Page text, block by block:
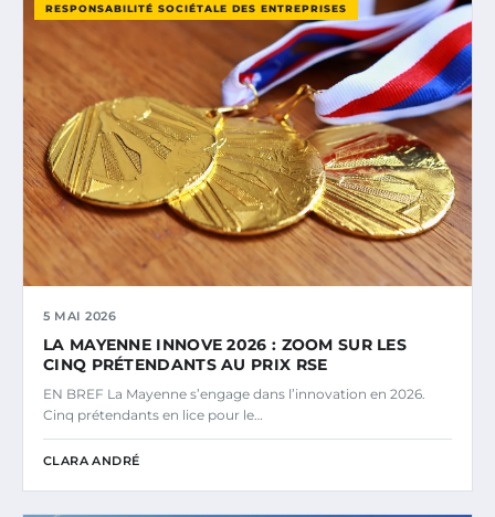
RESPONSABILITÉ SOCIÉTALE DES ENTREPRISES
5 MAI 2026
LA MAYENNE INNOVE 2026 : ZOOM SUR LES
CINQ PRÉTENDANTS AU PRIX RSE
EN BREF La Mayenne s’engage dans l’innovation en 2026.
Cinq prétendants en lice pour le…
CLARA ANDRÉ